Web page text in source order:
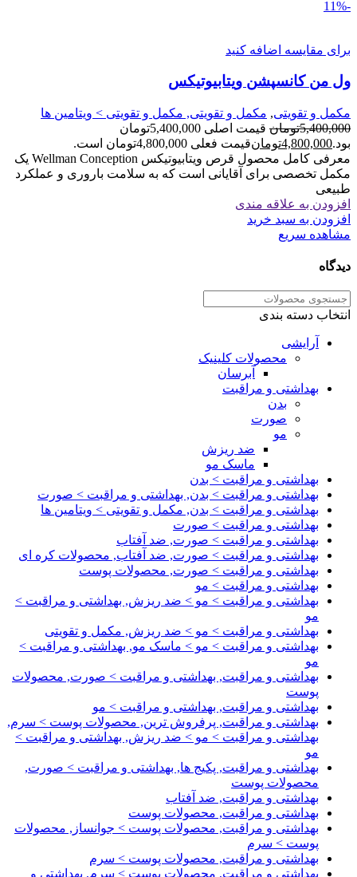
-11%
برای مقایسه اضافه کنید
ول من کانسپشن ویتابیوتیکس
مکمل و تقویتی, مکمل و تقویتی, مکمل و تقویتی > ویتامین ها
5,400,000تومان
قیمت اصلی 5,400,000تومان
بود.4,800,000تومانقیمت فعلی 4,800,000تومان است.
معرفی کامل محصول قرص ویتابیوتیکس Wellman Conception یک
مکمل تخصصی برای آقایانی است که به سلامت باروری و عملکرد
طبیعی
افزودن به علاقه مندی
افزودن به سبد خرید
مشاهده سریع
دیدگاه
انتخاب دسته بندی
آرایشی
محصولات کلینیک
آبرسان
بهداشتی و مراقبت
بدن
صورت
مو
ضد ریزش
ماسک مو
بهداشتی و مراقبت > بدن
بهداشتی و مراقبت > بدن, بهداشتی و مراقبت > صورت
بهداشتی و مراقبت > بدن, مکمل و تقویتی > ویتامین ها
بهداشتی و مراقبت > صورت
بهداشتی و مراقبت > صورت, ضد آفتاب
بهداشتی و مراقبت > صورت, ضد آفتاب, محصولات کره ای
بهداشتی و مراقبت > صورت, محصولات پوست
بهداشتی و مراقبت > مو
بهداشتی و مراقبت > مو > ضد ریزش, بهداشتی و مراقبت >
مو
بهداشتی و مراقبت > مو > ضد ریزش, مکمل و تقویتی
بهداشتی و مراقبت > مو > ماسک مو, بهداشتی و مراقبت >
مو
بهداشتی و مراقبت, بهداشتی و مراقبت > صورت, محصولات
پوست
بهداشتی و مراقبت, بهداشتی و مراقبت > مو
بهداشتی و مراقبت, پرفروش ترین, محصولات پوست > سرم,
بهداشتی و مراقبت > مو > ضد ریزش, بهداشتی و مراقبت >
مو
بهداشتی و مراقبت, پکیج ها, بهداشتی و مراقبت > صورت,
محصولات پوست
بهداشتی و مراقبت, ضد آفتاب
بهداشتی و مراقبت, محصولات پوست
بهداشتی و مراقبت, محصولات پوست > جوانساز, محصولات
پوست > سرم
بهداشتی و مراقبت, محصولات پوست > سرم
بهداشتی و مراقبت, محصولات پوست > سرم, بهداشتی و